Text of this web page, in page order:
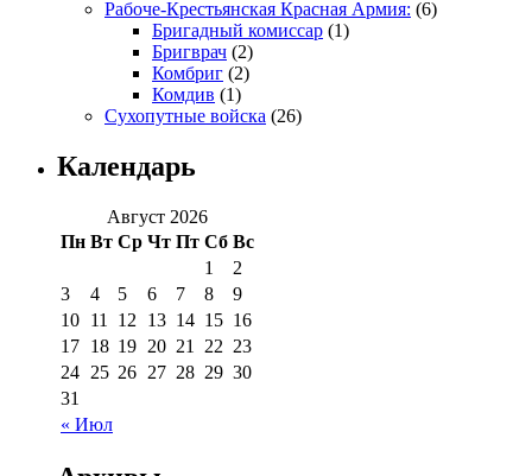
Рабоче-Крестьянская Красная Армия: (6)
Бригадный комиссар (1)
Бригврач (2)
Комбриг (2)
Комдив (1)
Сухопутные войска (26)
Календарь
Август 2026
Пн Вт Ср Чт Пт Сб Вс
« Июл
1
2
3
4 5 6 7 8
9
10 11 12 13 14 15 16
17 18 19 20 21 22 23
24 25 26 27 28 29 30
31